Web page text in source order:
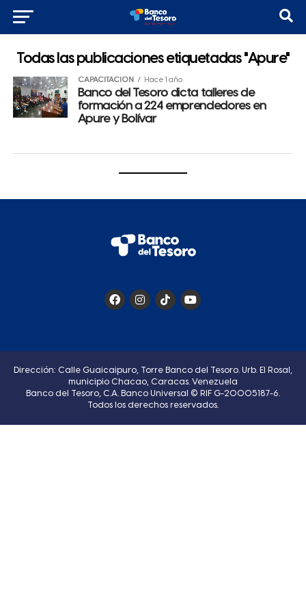
Todas las publicaciones etiquetadas "Apure"
CAPACITACIÓN Hace 1 año
Banco del Tesoro dicta talleres de
formación a 224 emprendedores en
Apure y Bolívar
Dirección: Calle Guaicaipuro, Torre Banco del Tesoro. Urb. El Rosal,
municipio Chacao, Caracas. Venezuela
Banco del Tesoro, C.A. Banco Universal © RIF G-20005187-6.
Todos los derechos reservados.